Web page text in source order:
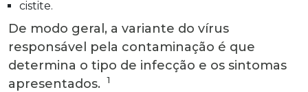
cistite.
De modo geral, a variante do vírus
responsável pela contaminação é que
determina o tipo de infecção e os sintomas
apresentados.
1